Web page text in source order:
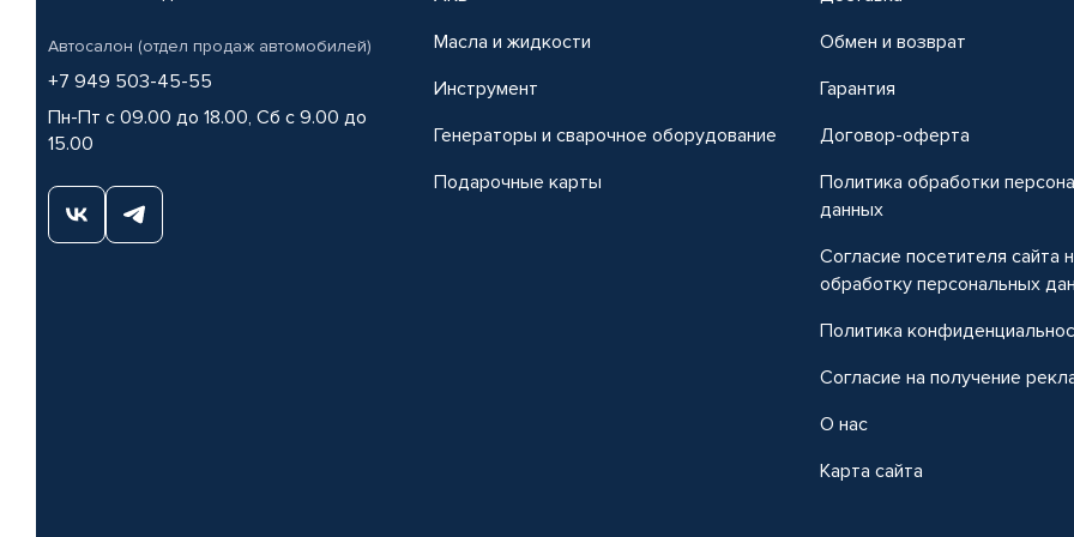
Автосалон (отдел продаж автомобилей)
+7 949 503-45-55
Пн-Пт с 09.00 до 18.00, Сб с 9.00 до
15.00
Масла и жидкости
Инструмент
Генераторы и сварочное оборудование
Подарочные карты
Обмен и возврат
Гарантия
Договор-оферта
Политика обработки
данных
Согласие посетителя сайта
обработку персональных
Политика
Согласие на получение
О нас
Карта сайта